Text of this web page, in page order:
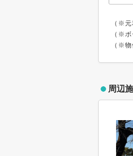
（※
（※
（※
周辺